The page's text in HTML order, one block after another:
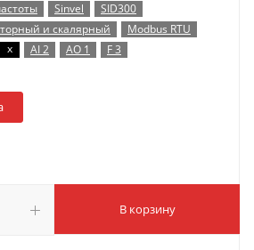
Sinvel
SID300
и скалярный
Modbus RTU
x AI 2 AO 1
F 3
В корзину